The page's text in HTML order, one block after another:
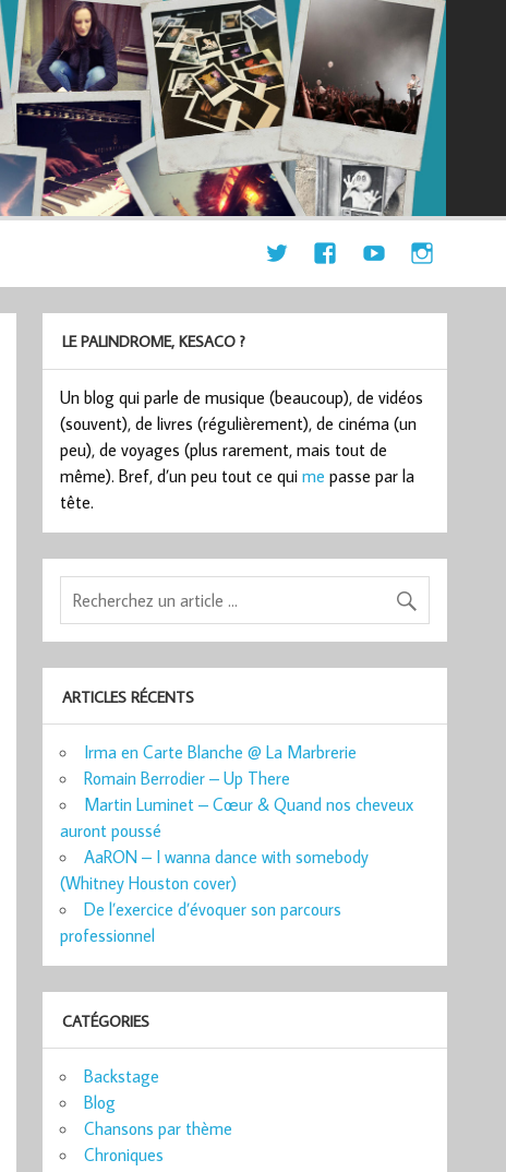
LE PALINDROME, KESACO ?
Un blog qui parle de musique (beaucoup), de vidéos
(souvent), de livres (régulièrement), de cinéma (un
peu), de voyages (plus rarement, mais tout de
même). Bref, d’un peu tout ce quime passe par la
tête.
ARTICLES RÉCENTS
Irma en Carte Blanche @ La Marbrerie
Romain Berrodier – Up There
Martin Luminet – Cœur & Quand nos cheveux
auront poussé
AaRON – I wanna dance with somebody
(Whitney Houston cover)
De l’exercice d’évoquer son parcours
professionnel
CATÉGORIES
Backstage
Blog
Chansons par thème
Chroniques